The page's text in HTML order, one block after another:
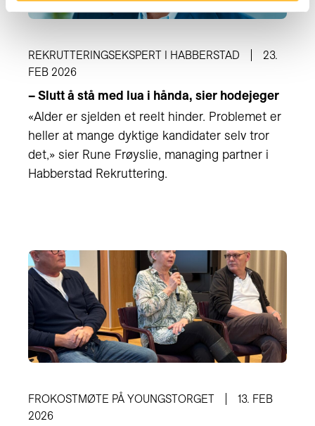
REKRUTTERINGSEKSPERT I HABBERSTAD
23.
FEB 2026
– Slutt å stå med lua i hånda, sier hodejeger
«Alder er sjelden et reelt hinder. Problemet er
heller at mange dyktige kandidater selv tror
det,» sier Rune Frøyslie, managing partner i
Habberstad Rekruttering.
FROKOSTMØTE PÅ YOUNGSTORGET
13. FEB
2026